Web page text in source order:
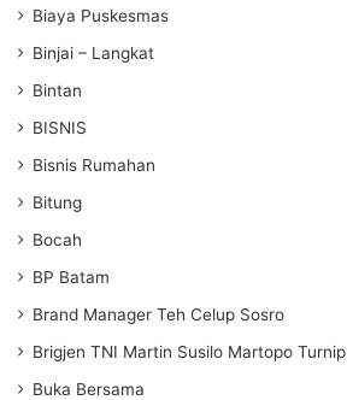
Biaya Puskesmas
Binjai – Langkat
Bintan
BISNIS
Bisnis Rumahan
Bitung
Bocah
BP Batam
Brand Manager Teh Celup Sosro
Brigjen TNI Martin Susilo Martopo Turnip
Buka Bersama